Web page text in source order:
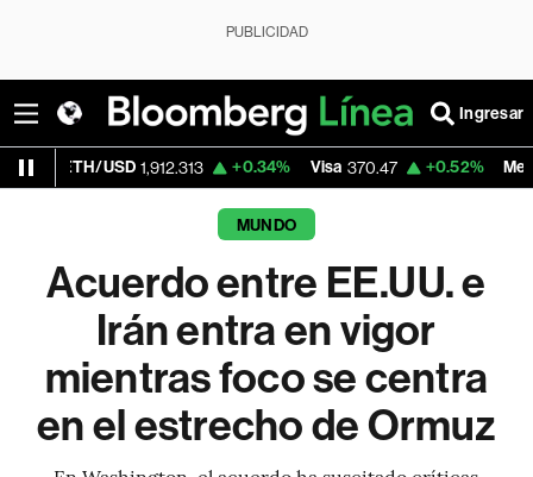
PUBLICIDAD
Ingresar
1,912.313 +0.34% Visa 370.47 +0.52% MercadoLibre
MUNDO
Acuerdo entre EE.UU. e
Irán entra en vigor
mientras foco se centra
en el estrecho de Ormuz